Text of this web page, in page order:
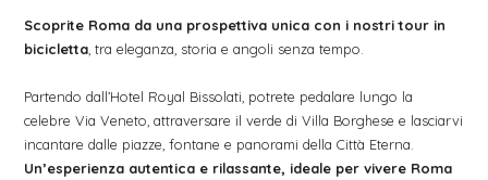
Scoprite Roma da una prospettiva unica con i nostri tour in
bicicletta , tra eleganza, storia e angoli senza tempo.
Partendo dall’Hotel Royal Bissolati, potrete pedalare lungo la
celebre Via Veneto, attraversare il verde di Villa Borghese e lasciarvi
incantare dalle piazze, fontane e panorami della Città Eterna.
Un’esperienza autentica e rilassante, ideale per vivere Roma